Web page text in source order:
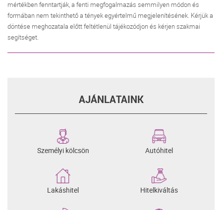
mértékben fenntartják, a fenti megfogalmazás semmilyen módon és
formában nem tekinthető a tények egyértelmű megjelenítésének. Kérjük a
döntése meghozatala előtt feltétlenül tájékozódjon és kérjen szakmai
segítséget.
AJÁNLATAINK
Személyi kölcsön Autóhitel
Lakáshitel Hitelkiváltás